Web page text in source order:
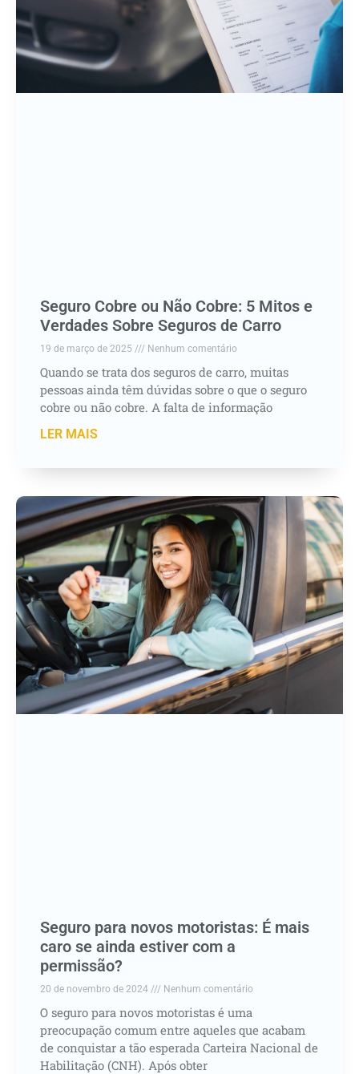
Seguro Cobre ou Não Cobre: 5 Mitos e
Verdades Sobre Seguros de Carro
19 de março de 2025 Nenhum comentário
Quando se trata dos seguros de carro, muitas
pessoas ainda têm dúvidas sobre o que o seguro
cobre ou não cobre. A falta de informação
LER MAIS
Seguro para novos motoristas: É mais
caro se ainda estiver com a
permissão?
20 de novembro de 2024 Nenhum comentário
O seguro para novos motoristas é uma
preocupação comum entre aqueles que acabam
de conquistar a tão esperada Carteira Nacional de
Habilitação (CNH). Após obter